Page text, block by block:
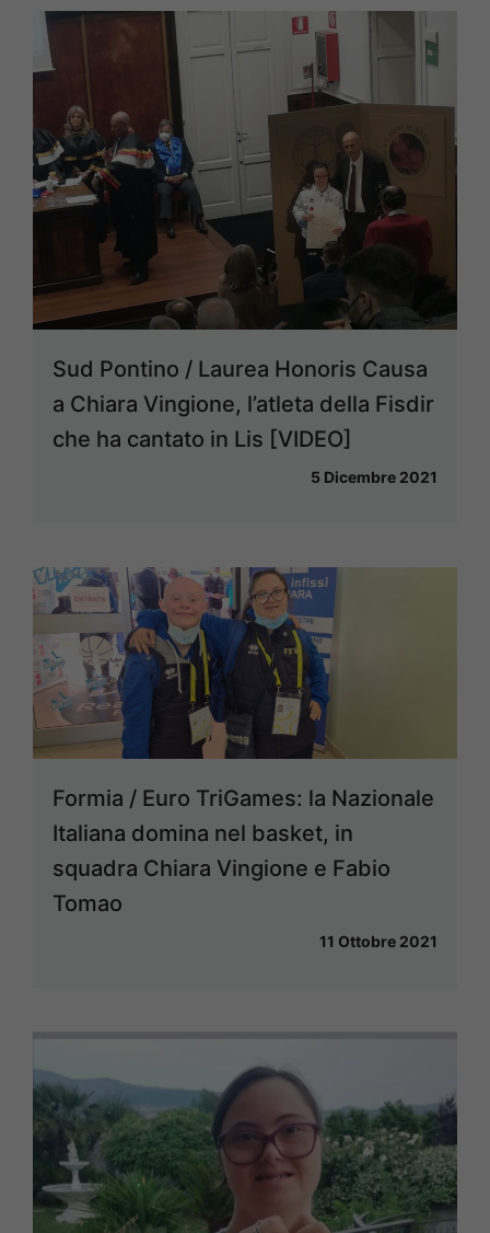
Sud Pontino / Laurea Honoris Causa
a Chiara Vingione, l’atleta della Fisdir
che ha cantato in Lis [VIDEO]
5 Dicembre 2021
Formia / Euro TriGames: la Nazionale
Italiana domina nel basket, in
squadra Chiara Vingione e Fabio
Tomao
11 Ottobre 2021